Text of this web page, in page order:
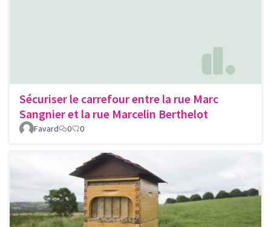
Sécuriser le carrefour entre la rue Marc
Sangnier et la rue Marcelin Berthelot
Favard 0 0